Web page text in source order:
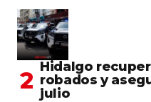
Hidalgo
robados y
julio